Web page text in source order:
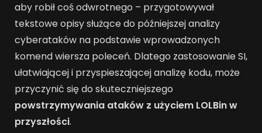
aby robił coś odwrotnego – przygotowywał
tekstowe opisy służące do późniejszej analizy
cyberataków na podstawie wprowadzonych
komend wiersza poleceń. Dlatego zastosowanie SI,
ułatwiającej i przyspieszającej analizę kodu, może
przyczynić się do skuteczniejszego
powstrzymywania ataków z użyciem LOLBin w
przyszłości.